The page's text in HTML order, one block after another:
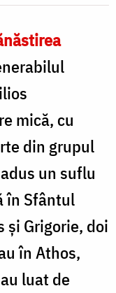
mică, cu
din grupul
un suflu
în Sfântul
şi Grigorie, doi
în Athos,
luat de